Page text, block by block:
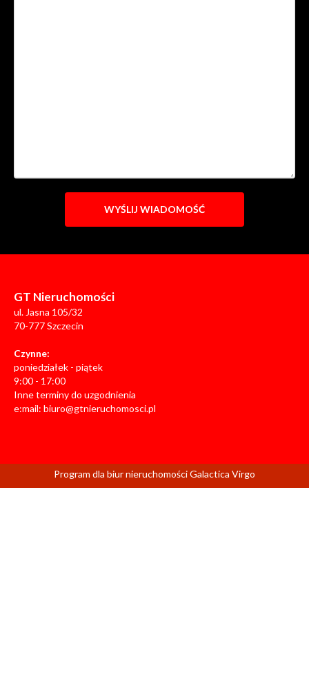
GT Nieruchomości
ul. Jasna 105/32
70-777 Szczecin
Czynne:
poniedziałek - piątek
9:00 - 17:00
Inne terminy do uzgodnienia
e:mail: biuro@gtnieruchomosci.pl
Program dla biur nieruchomościGalactica Virgo